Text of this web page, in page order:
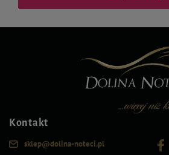
Kontakt
sklep@dolina-noteci.pl